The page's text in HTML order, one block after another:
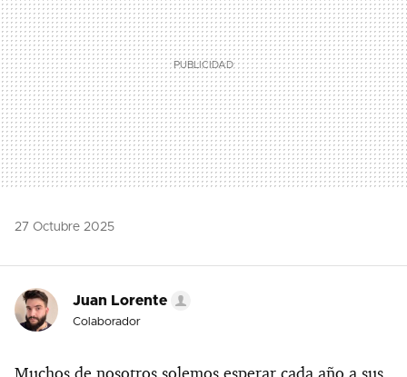
27 Octubre 2025
Juan Lorente
Colaborador